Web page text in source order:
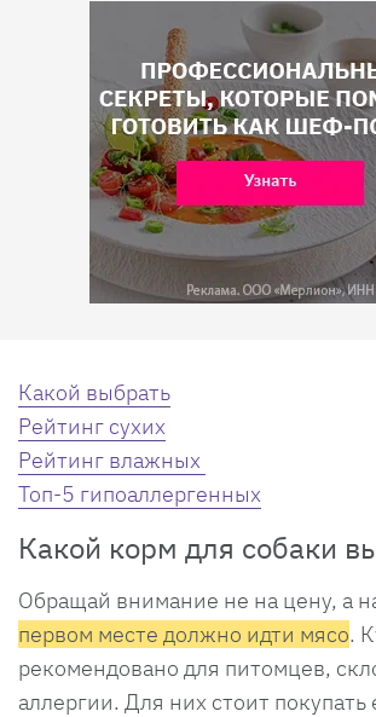
Какой выбрать
Рейтинг сухих
Рейтинг влажных
Топ-5 гипоаллергенных
Какой корм для собаки
Обращай внимание не на цену, а
первом месте должно идти мясо.
рекомендовано для питомцев,
аллергии. Для них стоит покупать